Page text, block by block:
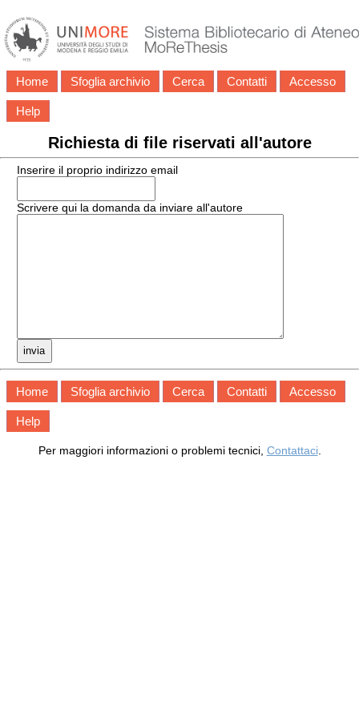
Home Sfoglia archivio Cerca Contatti Accesso
Help
Richiesta di file riservati all'autore
Inserire il proprio indirizzo email
Scrivere qui la domanda da inviare all'autore
Home Sfoglia archivio Cerca Contatti Accesso
Help
Per maggiori informazioni o problemi tecnici, Contattaci.